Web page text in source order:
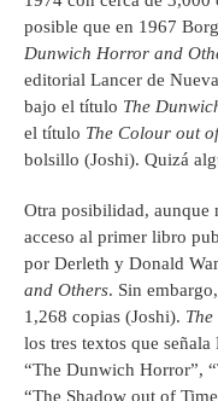
posible que en 1967
Dunwich Horror and
editorial Lancer de
bajo el título The
el título The Colour out
bolsillo (Joshi). Quizá
Otra posibilidad, aunque
acceso al primer libro
por Derleth y Donald
and Others. Sin
1,268 copias (Joshi).
los tres textos que
“The Dunwich Horror”,
“The Shadow out of